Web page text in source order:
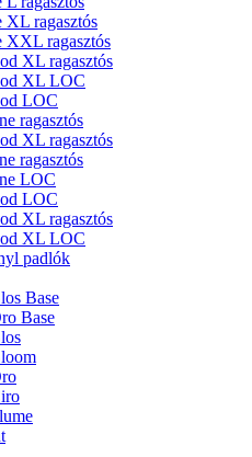
XL ragasztós
XXL ragasztós
XL ragasztós
XL LOC
LOC
ragasztós
XL ragasztós
ragasztós
LOC
LOC
XL ragasztós
XL LOC
padlók
Base
Base